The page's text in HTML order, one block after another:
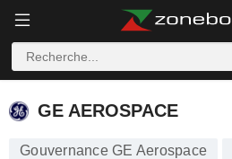
GE AEROSPACE
GE AEROSPACE
Gouvernance GE Aerospace